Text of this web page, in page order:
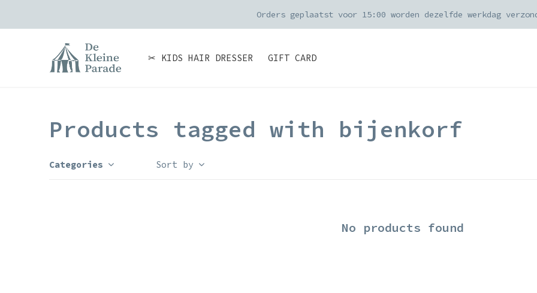
✂ KIDS HAIR DRESSER GIFT CARD
Orders geplaatst voor 15:00 worden dezelfde werkdag
Products tagged with bijenkorf
Categories Sort by
No products found